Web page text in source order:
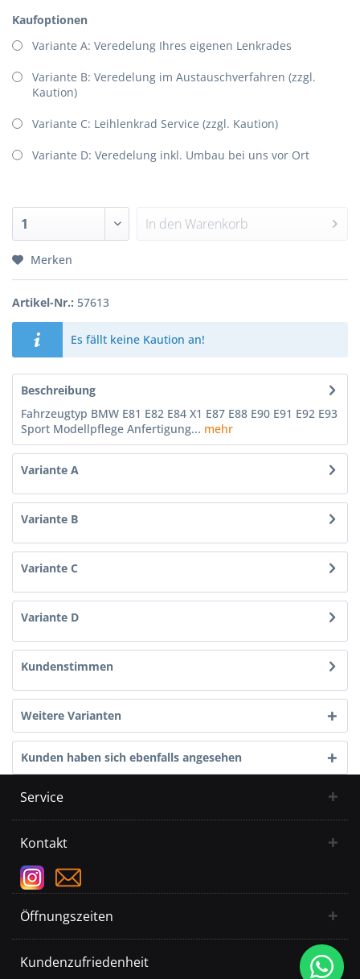
Kaufoptionen
Variante A: Veredelung Ihres eigenen Lenkrades
Variante B: Veredelung im Austauschverfahren (zzgl.
Kaution)
Variante C: Leihlenkrad Service (zzgl. Kaution)
Variante D: Veredelung inkl. Umbau bei uns vor Ort
In den Warenkorb
Merken
Artikel-Nr.: 57613
Es fällt keine Kaution an!
Beschreibung
Fahrzeugtyp BMW E81 E82 E84 X1 E87 E88 E90 E91 E92 E93
Sport Modellpflege Anfertigung... mehr
Variante A
Variante B
Variante C
Variante D
Kundenstimmen
Weitere Varianten
Kunden haben sich ebenfalls angesehen
Service
Kontakt
Öffnungszeiten
Kundenzufriedenheit